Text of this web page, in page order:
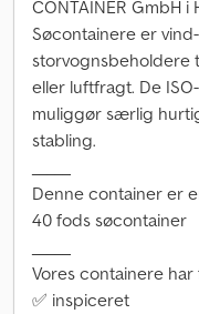
CONTAINER GmbH i
Søcontainere er
storvognsbeholdere
eller luftfragt. De
muliggør særlig
stabling.
Denne container er
40 fods søcontainer
Vores containere
✅ inspiceret